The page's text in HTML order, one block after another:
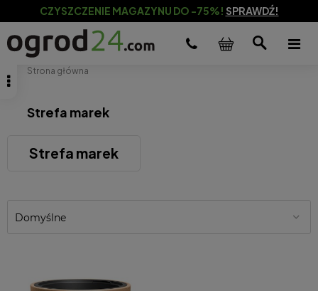
CZYSZCZENIE MAGAZYNU DO -75%! SPRAWDŹ!
Strona główna
Strefa marek
Strefa marek